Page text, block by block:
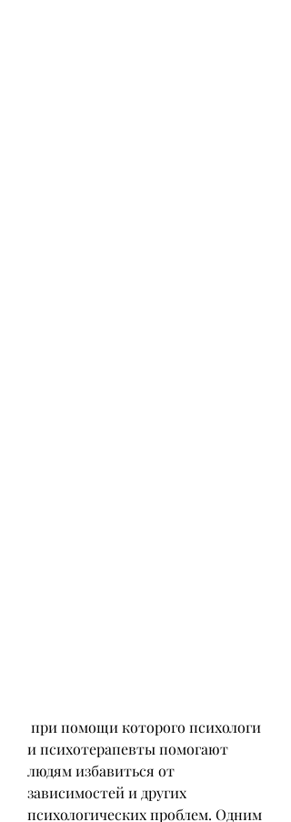
и психотерапевты помогают
людям избавиться от
зависимостей и других
психологических проблем. Одним